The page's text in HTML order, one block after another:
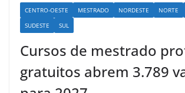
CENTRO-OESTE MESTRADO NORDESTE NORTE
SUDESTE
SUL
Cursos de mestrado
gratuitos abrem 3.789